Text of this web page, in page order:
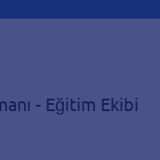
- Eğitim Ekibi